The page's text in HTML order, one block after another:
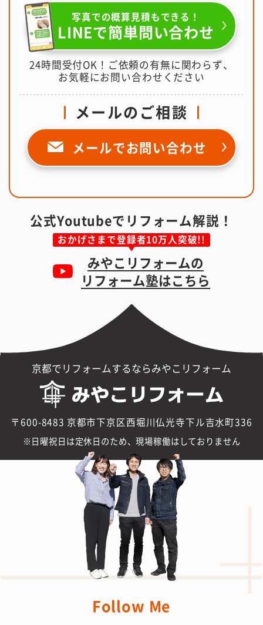
写真での概算見積もできる！
LINEで簡単問い合わせ
24時間受付OK！ご依頼の有無に関わらず、
お気軽にお問い合わせください
メールのご相談
メールでお問い合わせ
公式Youtubeでリフォーム解説！
おかげさまで登録者10万人突破!!
みやこリフォームの
リフォーム塾はこちら
京都でリフォームするならみやこリフォーム
〒600-8483 京都市下京区西堀川仏光寺下ル吉水町336
日曜祝日は定休日のため、現場稼働はしておりません
Follow Me